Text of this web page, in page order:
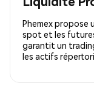
Phemex propose
spot et les
garantit un
les actifs